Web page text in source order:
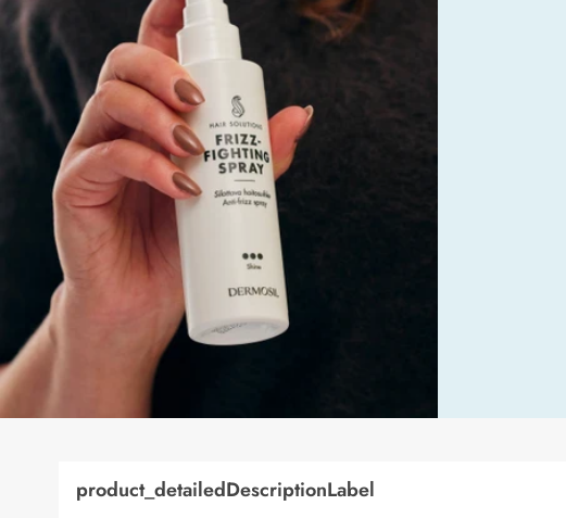
product_detailedDescriptionLabel